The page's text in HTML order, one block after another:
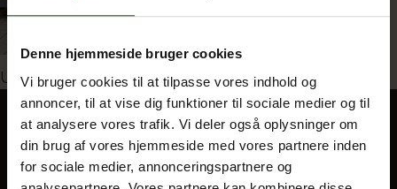
Denne hjemmeside bruger cookies
Vi bruger cookies til at tilpasse vores indhold og
annoncer, til at vise dig funktioner til sociale medier og til
at analysere vores trafik. Vi deler også oplysninger om
din brug af vores hjemmeside med vores partnere inden
for sociale medier, annonceringspartnere og
Bliv elev
Vores uddannelser
Indlægsnavigation
Udgivet iÅrets studenter 2025
BLIV ELEV
Optagelse